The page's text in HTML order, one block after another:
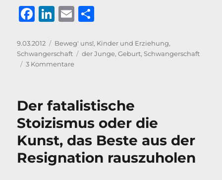
F
c
e
o
k
Li
k
e
n
E
ai
l
le
n
Veröffentlicht
am
9.03.2012 Kategorien
Beweg' uns!, Kinder und Erziehung,
Schwangerschaft
Schlagwörter
der Junge,Geburt,Schwangerschaft
3 Kommentarezu
ein
Der fatalistische
Stoizismus oder die
Kunst, das Beste aus der
Resignation rauszuholen